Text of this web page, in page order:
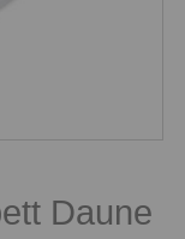
Daune